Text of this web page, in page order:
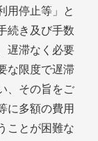
用停止等」と
続き及び手数
遅滞なく必要
な限度で遅滞
、その旨をご
に多額の費用
ことが困難な